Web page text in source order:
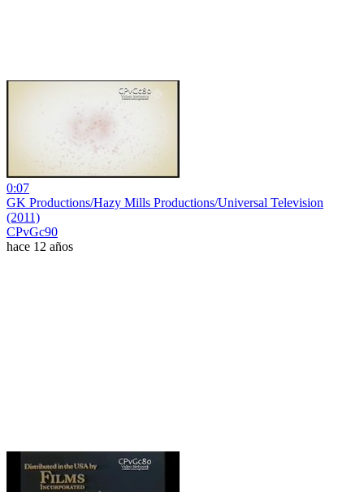
0:07
GK Productions/Hazy Mills Productions/Universal Television
(2011)
CPvGc90
hace 12 años